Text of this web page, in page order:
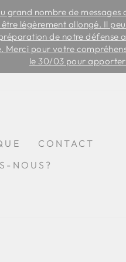
grand nombre de
légèrement allongé. Il
de notre défense
pour votre
le 30/03 pour apporter
CONTACT
NOUS?